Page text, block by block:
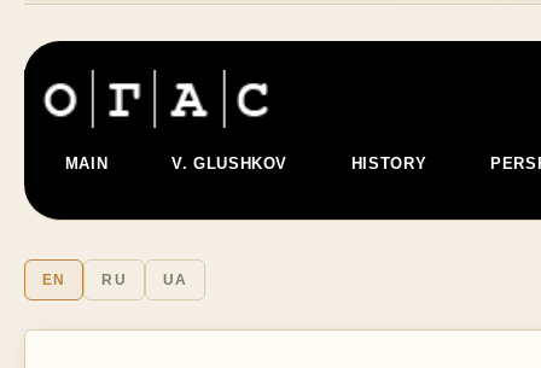
MAIN V. GLUSHKOV HISTORY
EN RU UA